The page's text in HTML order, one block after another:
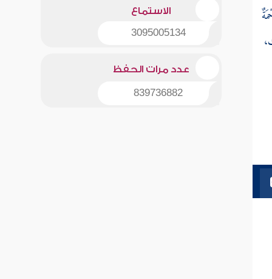
الاستماع
3095005134
عدد مرات الحفظ
839736882